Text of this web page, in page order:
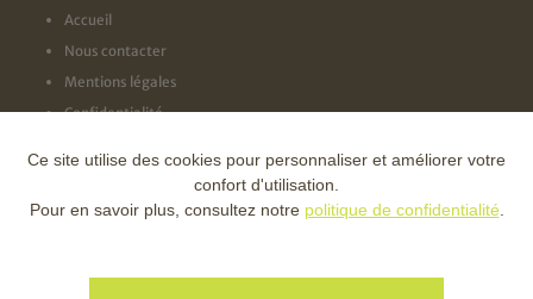
Accueil
Nous contacter
Mentions légales
Confidentialité
NOS LABELS
Ce site utilise des cookies pour personnaliser et améliorer votre
confort d'utilisation.
Pour en savoir plus, consultez notre politique de confidentialité